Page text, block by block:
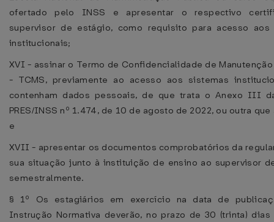
ofertado pelo INSS e apresentar o respectivo
supervisor de estágio, como requisito para acesso aos
institucionais;
XVI - assinar o Termo de Confidencialidade de
- TCMS, previamente ao acesso aos sistemas
contenham dados pessoais, de que trata o Anexo III
PRES/INSS nº 1.474, de 10 de agosto de 2022, ou outra que
e
XVII - apresentar os documentos comprobatórios da
sua situação junto à instituição de ensino ao supervisor
semestralmente.
§ 1º Os estagiários em exercício na data de
Instrução Normativa deverão, no prazo de 30 (trinta) dias